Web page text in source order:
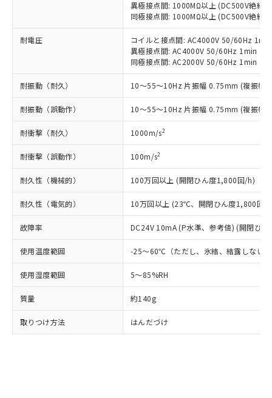
異極接点間: 1000MΩ以上 (DC500V絶縁
同極接点間: 1000MΩ以上 (DC500V絶縁
耐電圧
コイルと接点間: AC4000V 50/60Hz 1min
異極接点間: AC4000V 50/60Hz 1min
同極接点間: AC2000V 50/60Hz 1min
耐振動（耐久） 10～55～10Hz 片振幅 0.75mm (複振幅
耐振動（誤動作） 10～55～10Hz 片振幅 0.75mm (複振幅
耐衝撃（耐久） 1000m/s2
耐衝撃（誤動作） 100m/s2
耐久性（機械的） 100万回以上 (開閉ひん度1,800回/h)
耐久性（電気的） 10万回以上 (23℃、開閉ひん度1,800回/
故障率 DC24V 10mA (P水準、参考値) (開閉ひ
使用温度範囲 -25～60℃（ただし、氷結、結露しない
使用湿度範囲 5～85%RH
質量 約140g
取りつけ方法 はんだづけ
在庫状況および標準価格照会結果は、
記載している更新日時点での社内デー
タに基づき作成されるものであり、閲
覧された時点での実際の在庫および標
準価格とは異なる場合があることをご
正式な納期状況および標準価格はお客
様のお取引先、またはお客様担当のオ
ムロン制御機器販売店・当社販売員に
ご相談ください。
オムロン制御機器販売店や当社販売拠
点は「
販売ネットワーク
在庫状況および標準価格結果を当社の
事前の承諾なく第三者に漏洩または開
示しないようお願いします。
マイパーツ機能（部品リスト作成サー
ビス）をご利用いただくには、I-Web
お客様が当ウェブサイト上で当社にご
および当社の共同利用者が、当社の製
品・サービスに関するお客様との取
引・商談に必要な範囲で利用すること
をご了承ください。
むを得ず変更することがあります。
鉛(Pb) 1000ppm以下、 水銀(Hg) 1000ppm以下、 カド
ミウム(Cd) 100ppm以下、
六価クロム(Cr(Ⅵ)) 1000ppm以下、ポリ臭化ビフェニル
ル) (DEHP)(別名：DOP) 1000ppm以下、フタル酸ブチ
ルベンジル（BBP） 1000ppm以下、フタル酸ジブチル
（DBP） 1000ppm以下、フタル酸ジイソブチル
(DIBP) 1000ppm以下
適用除外項目は除く。
フタル酸エステル類の４物質については閾値を超える意
図的な使用がないことを確認しています。
※2 対応予定月
部品在庫の切り替え状況などにより、予定
月が前後することがあります。
※3 非含有証明書ダウンロード
下記の非含有証明書をダウンロードするこ
「－」：未確認です。当社販売部門へお問
*中国RoHS10物質の基準値 (GB/T26572)：
Pb(鉛) :1000ppm、 Hg(水銀) : 1000ppm、 Cd(カドミウ
Cr(Ⅵ)(六価クロム) : 1000ppm、 PBBs(ポリ臭化ビフェ
ニル類) : 1000ppm、 PBDEs(ポリ臭化ジフェニルエーテ
ル類) : 1000ppm、
DBP(フタル酸ジブチル) : 1000ppm、 DIBP(フタル酸ジ
イソブチル) : 1000ppm、 BBP(フタル酸ブチルベンジ
DEHP(フタル酸ビス(2-エチルヘキシル)) : 1000ppm
※2 環境保護使用期限
「ｅ」：有害物質（10物質）のすべてが基
準値以下であることを示します。
「10」：通常の使用状況下において有害物
質が外部に漏えいし、環境に深刻な影響を
及ぼさない年数を意味します。
「－」：未確認です。当社販売部門へお問
い合わせください。
為替および外国貿易法に定める商品
（以下｢規制貨物等」という）を輸出
または国外への提供する場合は、日本
国政府の輸出許可(または役務取引許
可)を取得するなどの必要な手続きを
当社は規制貨物を破棄する場合は、完
全に破砕するなど、違法に輸出されな
いよう必要な手段を講じます。
当社は貴社製品を、核兵器、ミサイ
ル、化学兵器、生物兵器またはその他
武器並びにこれらの製造装置等に一切
使用いたしません。
当社は、貴社製品を第三者に販売する
場合は、上記1、2および3の内容を当
該第三者に通知します。また当社は、
販売先および販売に係わる関係者が違
法に輸出するおそれがある場合は、取
り引きをいたしません。
○ 一定数以上の在庫あり
△ 一定数には満たないが在庫あり
－
在庫なし(最新の在庫状況につ
いては、お客様のお取引先、ま
たはお客様担当のオムロン制御
機器販売店・当社販売員にご確
認ください)
情報を公開していない機種